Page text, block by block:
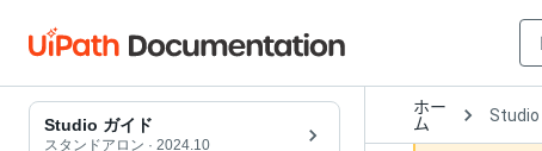
Studio ガイド
スタンドアロン · 2024.10
ホー
ム
Open
to
Studio